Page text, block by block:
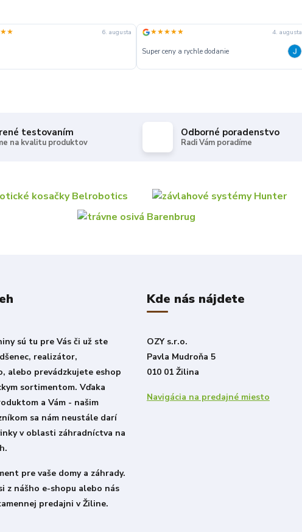
6. augusta ★★★★★ 4. augusta
Super ceny a rychle dodanie
testovaním
na kvalitu produktov
Odborné poradenstvo
Radi Vám poradíme
sú tu pre Vás či už ste
realizátor,
alebo prevádzkujete eshop
sortimentom. Vďaka
a Vám - našim
sa nám neustále darí
v oblasti záhradníctva na
pre vaše domy a záhrady.
z nášho e-shopu alebo nás
predajni v Žiline.
Kde nás nájdete
OZY s.r.o.
Pavla Mudroňa 5
010 01 Žilina
Navigácia na predajné miesto